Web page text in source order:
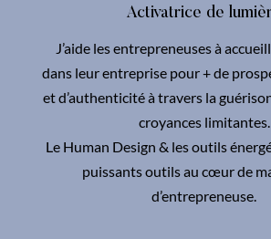
Activatrice de
J’aide les entrepreneuses à
dans leur entreprise pour + de
et d’authenticité à travers la
croyances limitantes.
Le Human Design & les outils
puissants outils au cœur de
d’entrepreneuse.